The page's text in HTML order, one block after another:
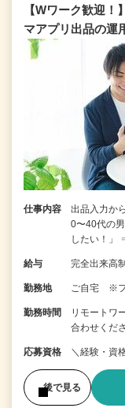
【Wワーク歓迎
マアプリ出品の運
仕事内容
出品入力か
0〜40代の
したい！」
給与 完全出来高
勤務地 ご自宅 ※フ
勤務時間
リモートワ
合わせくだ
応募資格 ＼経験・資
後で見る